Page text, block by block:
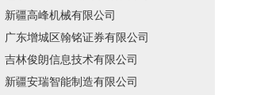
新疆高峰机械有限公司
广东增城区翰铭证券有限公司
吉林俊朗信息技术有限公司
新疆安瑞智能制造有限公司